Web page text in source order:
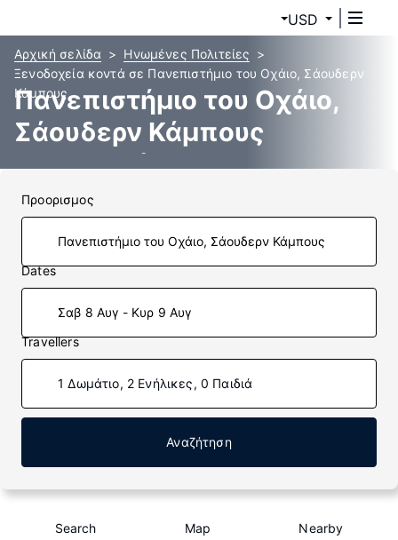
USD
Αρχική σελίδα
Ηνωμένες Πολιτείες
Ξενοδοχεία κοντά σε Πανεπιστήμιο του Οχάιο, Σάουδερν
Κάμπους
Πανεπιστήμιο του Οχάιο,
Σάουδερν Κάμπους
ξενοδοχεία
Προορισμος
Dates
Σαβ 8 Αυγ - Κυρ 9 Αυγ
Travellers
1 Δωμάτιο, 2 Ενήλικες, 0 Παιδιά
Αναζήτηση
Search Map Nearby